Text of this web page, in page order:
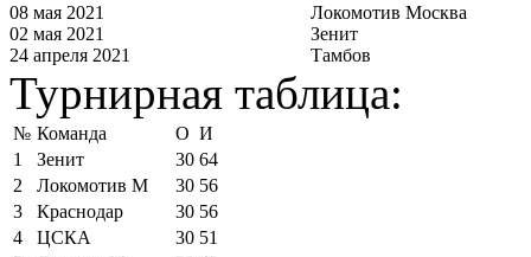
08 мая 2021
Локомотив Москва
02 мая 2021
Зенит
24 апреля 2021
Тамбов
Турнирная таблица:
№ Команда О И
1
Зенит 30 64
2
Локомотив М 30 56
3
Краснодар 30 56
4
ЦСКА 30 51